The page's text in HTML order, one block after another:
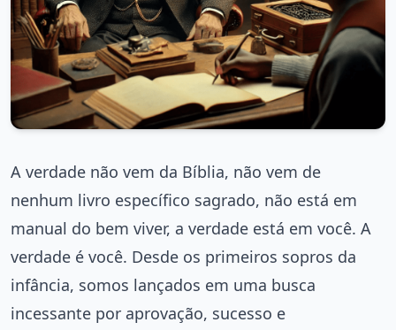
A verdade não vem da Bíblia, não vem de
nenhum livro específico sagrado, não está em
manual do bem viver, a verdade está em você. A
verdade é você. Desde os primeiros sopros da
infância, somos lançados em uma busca
incessante por aprovação, sucesso e